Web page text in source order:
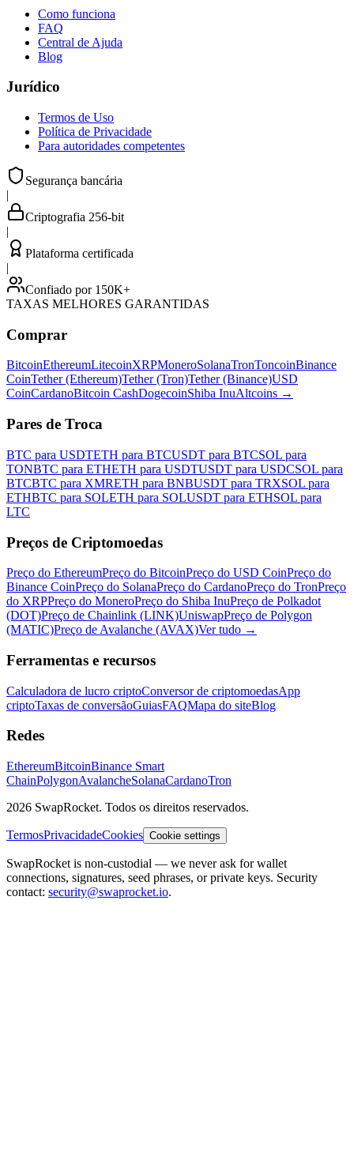
Como funciona
FAQ
Central de Ajuda
Blog
Jurídico
Termos de Uso
Política de Privacidade
Para autoridades competentes
Segurança bancária
|
Criptografia 256-bit
|
Plataforma certificada
|
Confiado por 150K+
TAXAS MELHORES GARANTIDAS
Comprar
BitcoinEthereumLitecoinXRPMoneroSolanaTronToncoinBinance
CoinTether (Ethereum)Tether (Tron)Tether (Binance)USD
CoinCardanoBitcoin CashDogecoinShiba InuAltcoins →
Pares de Troca
BTC para USDTETH para BTCUSDT para BTCSOL para
TONBTC para ETHETH para USDTUSDT para USDCSOL para
BTCBTC para XMRETH para BNBUSDT para TRXSOL para
ETHBTC para SOLETH para SOLUSDT para ETHSOL para
LTC
Preços de Criptomoedas
Preço do EthereumPreço do BitcoinPreço do USD CoinPreço do
Binance CoinPreço do SolanaPreço do CardanoPreço do TronPreço
do XRPPreço do MoneroPreço do Shiba InuPreço de Polkadot
(DOT)Preço de Chainlink (LINK)UniswapPreço de Polygon
(MATIC)Preço de Avalanche (AVAX)Ver tudo →
Ferramentas e recursos
Calculadora de lucro criptoConversor de criptomoedasApp
criptoTaxas de conversãoGuiasFAQMapa do siteBlog
Redes
EthereumBitcoinBinance Smart
ChainPolygonAvalancheSolanaCardanoTron
2026 SwapRocket. Todos os direitos reservados.
TermosPrivacidadeCookies Cookie settings
SwapRocket is non-custodial — we never ask for wallet
connections, signatures, seed phrases, or private keys. Security
contact: security@swaprocket.io.